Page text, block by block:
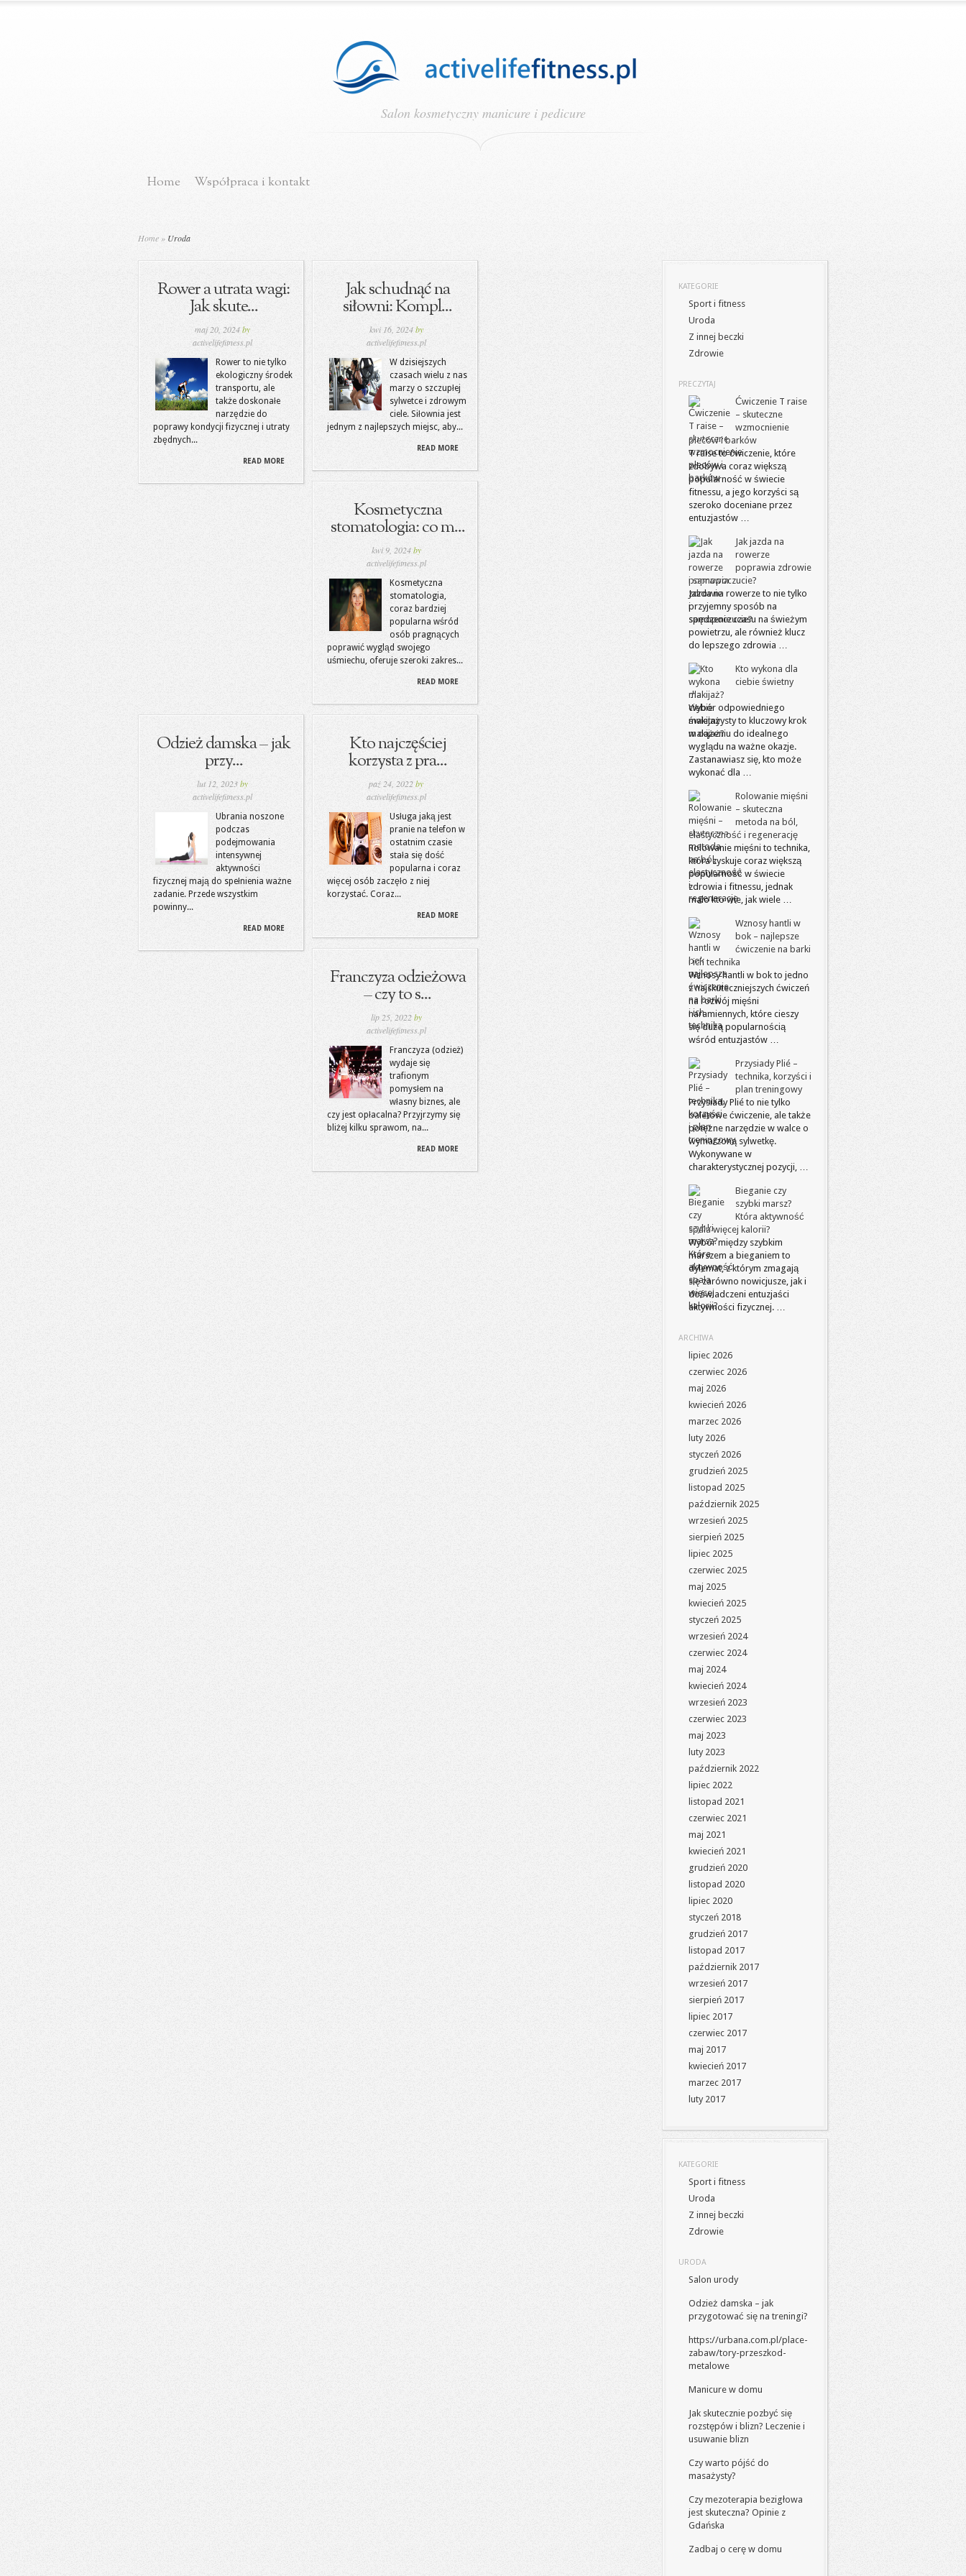
Salon kosmetyczny manicure i pedicure
Home Współpraca i kontakt
Home » Uroda
Rower a utrata wagi:
Jak skute...
maj 20, 2024by
activelifefitness.pl
Rower to nie tylko
ekologiczny środek
transportu, ale
także doskonałe
narzędzie do
poprawy kondycji fizycznej i utraty
zbędnych...
READ MORE
Jak schudnąć na
siłowni: Kompl...
kwi 16, 2024by
activelifefitness.pl
W dzisiejszych
czasach wielu z nas
marzy o szczupłej
sylwetce i zdrowym
ciele. Siłownia jest
jednym z najlepszych miejsc, aby...
READ MORE
Kosmetyczna
stomatologia: co m...
kwi 9, 2024by
activelifefitness.pl
Kosmetyczna
stomatologia,
coraz bardziej
popularna wśród
osób pragnących
poprawić wygląd swojego
uśmiechu, oferuje szeroki zakres...
READ MORE
Odzież damska – jak
przy...
lut 12, 2023by
activelifefitness.pl
Ubrania noszone
podczas
podejmowania
intensywnej
aktywności
fizycznej mają do spełnienia ważne
zadanie. Przede wszystkim
powinny...
READ MORE
Kto najczęściej
korzysta z pra...
paź 24, 2022by
activelifefitness.pl
Usługa jaką jest
pranie na telefon w
ostatnim czasie
stała się dość
popularna i coraz
więcej osób zaczęło z niej
korzystać. Coraz...
READ MORE
Franczyza odzieżowa
– czy to s...
lip 25, 2022by
activelifefitness.pl
Franczyza (odzież)
wydaje się
trafionym
pomysłem na
własny biznes, ale
czy jest opłacalna? Przyjrzymy się
bliżej kilku sprawom, na...
READ MORE
KATEGORIE
Sport i fitness
Uroda
Z innej beczki
Zdrowie
PRECZYTAJ
Ćwiczenie T raise
– skuteczne
wzmocnienie
pleców i barków
T raise to ćwiczenie, które
zdobywa coraz większą
popularność w świecie
fitnessu, a jego korzyści są
szeroko doceniane przez
entuzjastów …
Jak jazda na
rowerze
poprawia zdrowie
i samopoczucie?
Jazda na rowerze to nie tylko
przyjemny sposób na
spędzenie czasu na świeżym
powietrzu, ale również klucz
do lepszego zdrowia …
Kto wykona dla
ciebie świetny
makijaż?
Wybór odpowiedniego
makijażysty to kluczowy krok
w dążeniu do idealnego
wyglądu na ważne okazje.
Zastanawiasz się, kto może
wykonać dla …
Rolowanie mięśni
– skuteczna
metoda na ból,
elastyczność i regenerację
Rolowanie mięśni to technika,
która zyskuje coraz większą
popularność w świecie
zdrowia i fitnessu, jednak
mało kto wie, jak wiele …
Wznosy hantli w
bok – najlepsze
ćwiczenie na barki
i ich technika
Wznosy hantli w bok to jedno
z najskuteczniejszych ćwiczeń
na rozwój mięśni
naramiennych, które cieszy
się dużą popularnością
wśród entuzjastów …
Przysiady Plié –
technika, korzyści i
plan treningowy
Przysiady Plié to nie tylko
baletowe ćwiczenie, ale także
potężne narzędzie w walce o
wymarzoną sylwetkę.
Wykonywane w
charakterystycznej pozycji, …
Bieganie czy
szybki marsz?
Która aktywność
spala więcej kalorii?
Wybór między szybkim
marszem a bieganiem to
dylemat, z którym zmagają
się zarówno nowicjusze, jak i
doświadczeni entuzjaści
aktywności fizycznej. …
ARCHIWA
lipiec 2026
czerwiec 2026
maj 2026
kwiecień 2026
marzec 2026
luty 2026
styczeń 2026
grudzień 2025
listopad 2025
październik 2025
wrzesień 2025
sierpień 2025
lipiec 2025
czerwiec 2025
maj 2025
kwiecień 2025
styczeń 2025
wrzesień 2024
czerwiec 2024
maj 2024
kwiecień 2024
wrzesień 2023
czerwiec 2023
maj 2023
luty 2023
październik 2022
lipiec 2022
listopad 2021
czerwiec 2021
maj 2021
kwiecień 2021
grudzień 2020
listopad 2020
lipiec 2020
styczeń 2018
grudzień 2017
listopad 2017
październik 2017
wrzesień 2017
sierpień 2017
lipiec 2017
czerwiec 2017
maj 2017
kwiecień 2017
marzec 2017
luty 2017
KATEGORIE
Sport i fitness
Uroda
Z innej beczki
Zdrowie
URODA
Salon urody
Odzież damska – jak
przygotować się na treningi?
https://urbana.com.pl/place-
zabaw/tory-przeszkod-
metalowe
Manicure w domu
Jak skutecznie pozbyć się
rozstępów i blizn? Leczenie i
usuwanie blizn
Czy warto pójść do
masażysty?
Czy mezoterapia bezigłowa
jest skuteczna? Opinie z
Gdańska
Zadbaj o cerę w domu